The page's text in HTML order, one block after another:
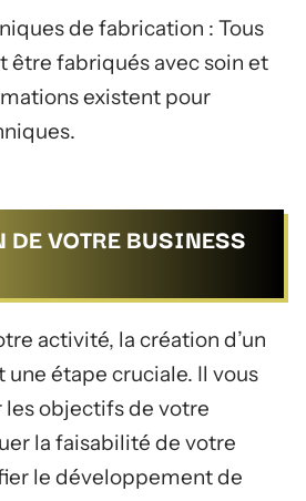
de fabrication : Tous
être fabriqués avec soin et
existent pour
DE VOTRE BUSINESS
activité, la création d’un
une étape cruciale. Il vous
objectifs de votre
la faisabilité de votre
le développement de